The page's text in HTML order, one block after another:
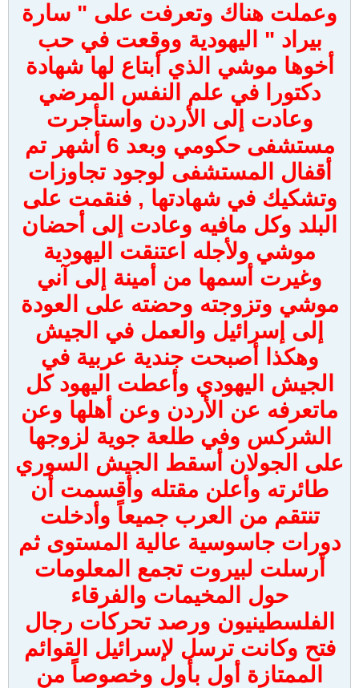
وعملت هناك وتعرفت على " سارة
بيراد " اليهودية ووقعت في حب
أخوها موشي الذي أبتاع لها شهادة
دكتورا في علم النفس المرضي
وعادت إلى الأردن واستأجرت
مستشفى حكومي وبعد 6 أشهر تم
أقفال المستشفى لوجود تجاوزات
وتشكيك في شهادتها , فنقمت على
البلد وكل مافيه وعادت إلى أحضان
موشي ولأجله اعتنقت اليهودية
وغيرت أسمها من أمينة إلى آني
موشي وتزوجته وحضته على العودة
إلى إسرائيل والعمل في الجيش
وهكذا أصبحت جندية عربية في
الجيش اليهودي وأعطت اليهود كل
ماتعرفه عن الأردن وعن أهلها وعن
الشركس وفي طلعة جوية لزوجها
على الجولان أسقط الجيش السوري
طائرته وأعلن مقتله وأقسمت أن
تنتقم من العرب جميعاً وأدخلت
دورات جاسوسية عالية المستوى ثم
أرسلت لبيروت تجمع المعلومات
حول المخيمات والفرقاء
الفلسطينيون ورصد تحركات رجال
فتح وكانت ترسل لإسرائيل القوائم
الممتازة أول بأول وخصوصاً من